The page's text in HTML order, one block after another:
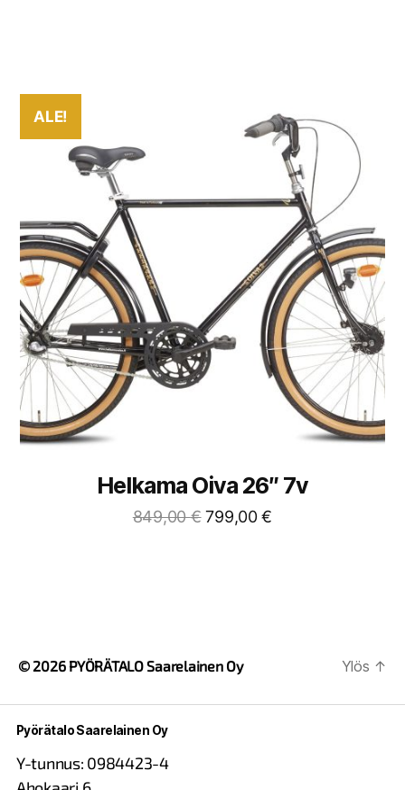
ALE!
Helkama Oiva 26″ 7v
849,00€ 799,00€
© 2026 PYÖRÄTALO Saarelainen Oy Ylös ↑
Pyörätalo Saarelainen Oy
Y-tunnus: 0984423-4